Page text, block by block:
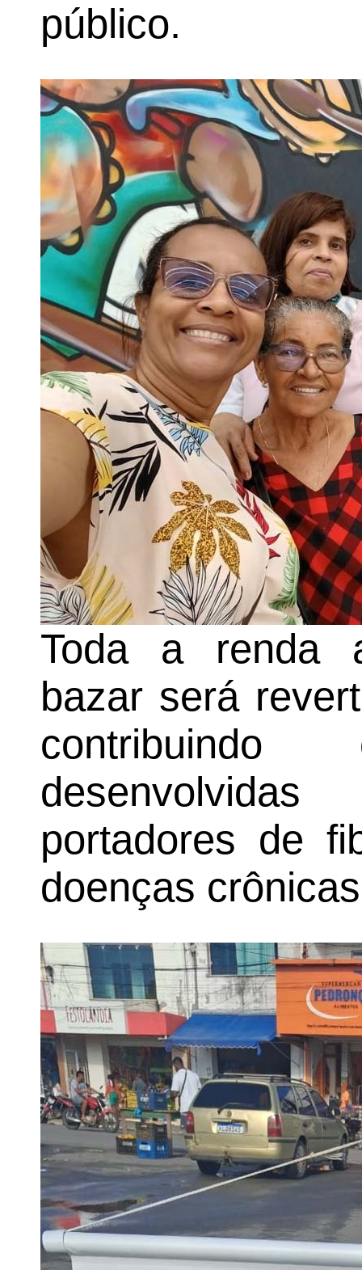
público.
Toda a renda
bazar será
portadores de
doenças